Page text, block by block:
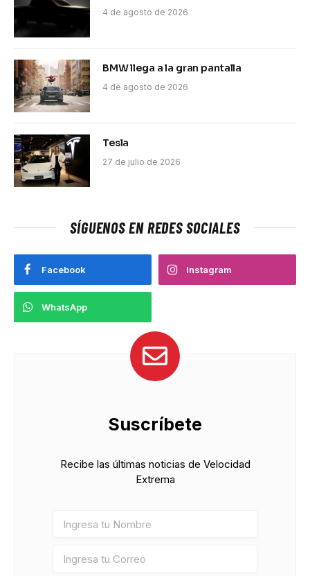
4 de agosto de 2026
BMW llega a la gran pantalla
4 de agosto de 2026
Tesla
27 de julio de 2026
SÍGUENOS EN REDES SOCIALES
Facebook Instagram
WhatsApp
Suscríbete
Recibe las últimas noticias de Velocidad
Extrema